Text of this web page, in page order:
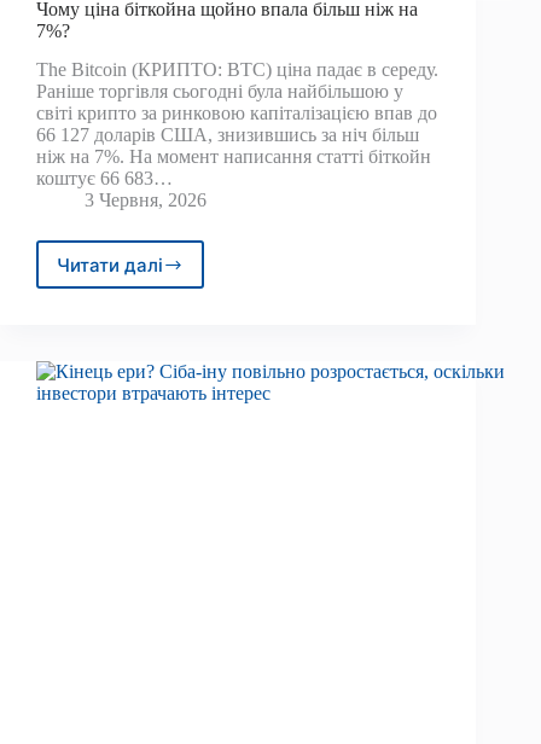
Чому ціна біткойна щойно впала більш ніж на
7%?
The Bitcoin (КРИПТО: BTC) ціна падає в середу.
Раніше торгівля сьогодні була найбільшою у
світі крипто за ринковою капіталізацією впав до
66 127 доларів США, знизившись за ніч більш
ніж на 7%. На момент написання статті біткойн
коштує 66 683…
3 Червня, 2026
Читати далі
Чому
впала
більш